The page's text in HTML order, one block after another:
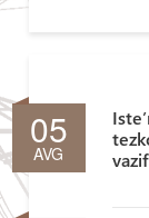
05
AVG